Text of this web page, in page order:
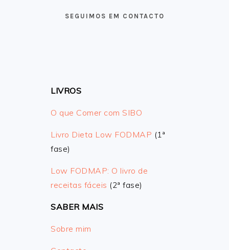
SEGUIMOS EM CONTACTO
LIVROS
O que Comer com SIBO
Livro Dieta Low FODMAP (1ª
fase)
Low FODMAP: O livro de
receitas fáceis (2ª fase)
SABER MAIS
Sobre mim